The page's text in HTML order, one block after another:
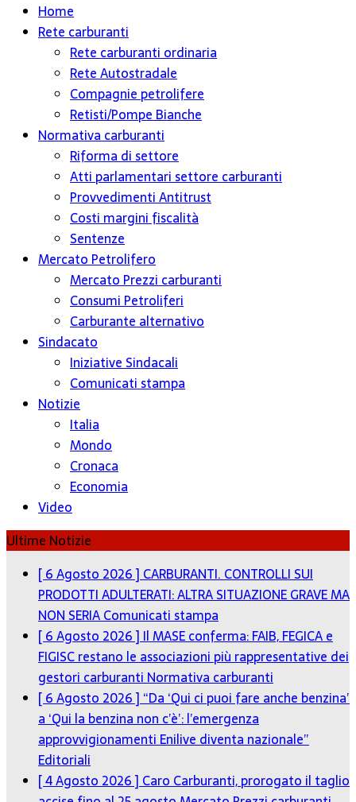
Home
Rete carburanti
Rete carburanti ordinaria
Rete Autostradale
Compagnie petrolifere
Retisti/Pompe Bianche
Normativa carburanti
Riforma di settore
Atti parlamentari settore carburanti
Provvedimenti Antitrust
Costi margini fiscalità
Sentenze
Mercato Petrolifero
Mercato Prezzi carburanti
Consumi Petroliferi
Carburante alternativo
Sindacato
Iniziative Sindacali
Comunicati stampa
Notizie
Italia
Mondo
Cronaca
Economia
Video
Ultime Notizie
[ 6 Agosto 2026 ] CARBURANTI. CONTROLLI SUI
PRODOTTI ADULTERATI: ALTRA SITUAZIONE GRAVE MA
NON SERIAComunicati stampa
[ 6 Agosto 2026 ] Il MASE conferma: FAIB, FEGICA e
FIGISC restano le associazioni più rappresentative dei
gestori carburanti Normativa carburanti
[ 6 Agosto 2026 ] “Da ‘Qui ci puoi fare anche benzina’
a ‘Qui la benzina non c’è’: l’emergenza
approvvigionamenti Enilive diventa nazionale”
Editoriali
[ 4 Agosto 2026 ] Caro Carburanti, prorogato il taglio